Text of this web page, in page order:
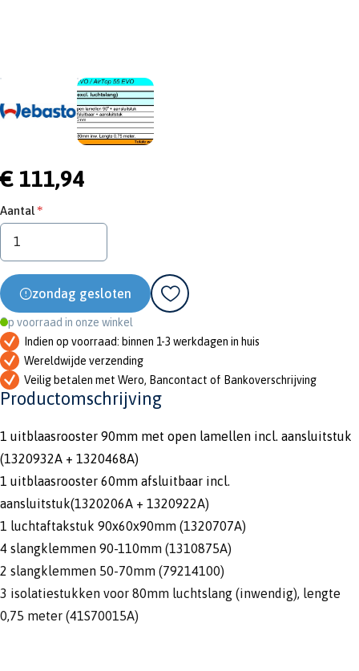
€ 111,94
Aantal
zondag gesloten
Op voorraad in onze winkel
Indien op voorraad: binnen 1-3 werkdagen in huis
Wereldwijde verzending
Veilig betalen met Wero, Bancontact of Bankoverschrijving
Productomschrijving
1 uitblaasrooster 90mm met open lamellen incl. aansluitstuk
(1320932A + 1320468A)
1 uitblaasrooster 60mm afsluitbaar incl.
aansluitstuk(1320206A + 1320922A)
1 luchtaftakstuk 90x60x90mm (1320707A)
4 slangklemmen 90-110mm (1310875A)
2 slangklemmen 50-70mm (79214100)
3 isolatiestukken voor 80mm luchtslang (inwendig), lengte
0,75 meter (41S70015A)